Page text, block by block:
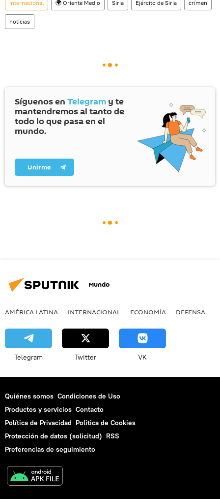
Internacional 🌍 Oriente Medio Siria Ejército de Siria crímen
noticias
Síguenos en Telegram y te
mantendremos al tanto de
todo lo que pasa en el
mundo.
Unirme
Mundo
AMÉRICA LATINA INTERNACIONAL ECONOMÍA DEFENSA
Telegram Twitter VK
Quiénes somos Condiciones de Uso
Productos y servicios Contacto
Política de Privacidad Politica de Cookies
Protección de datos (solicitud) RSS
Preferencias de seguimiento